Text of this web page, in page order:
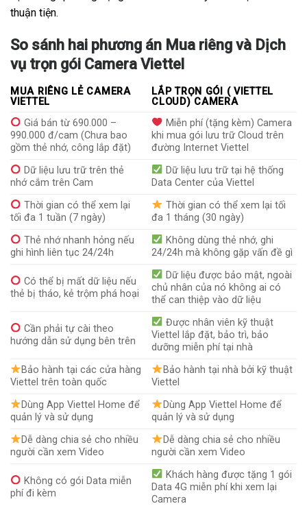
thuận tiện.
So sánh hai phương án Mua riêng và Dịch
vụ trọn gói Camera Viettel
MUA RIÊNG LẺ CAMERA
VIETTEL
LẮP TRỌN GÓI ( VIETTEL
CLOUD) CAMERA
Giá bán từ 690.000 –
990.000 đ/cam (Chưa bao
gồm thẻ nhớ, công lắp đặt)
Miễn phí (tặng kèm) Camera
khi mua gói lưu trữ Cloud trên
đường Internet Viettel
Dữ liệu lưu trữ trên thẻ
nhớ cắm trên Cam
Dữ liệu lưu trữ tại hệ thống
Data Center của Viettel
Thời gian có thể xem lại
tối đa 1 tuần (7 ngày)
Thời gian có thể xem lại tối
đa 1 tháng (30 ngày)
Thẻ nhớ nhanh hỏng nếu
ghi hình liên tục 24/24h
Không dùng thẻ nhớ, ghi
24/24h mà không gặp vấn đề gì
Có thể bị mất dữ liệu nếu
thẻ bị tháo, kẻ trộm phá hoại
Dữ liệu được bảo mật, ngoài
chủ nhân của nó không ai có
thể can thiệp vào dữ liệu
Cần phải tự cài theo
hướng dẫn sử dụng bên trên
Được nhân viên kỹ thuật
Viettel lắp đặt, bảo trì, bảo
dưỡng miễn phí tại nhà
Bảo hành tại các cửa hàng
Viettel trên toàn quốc
Bảo hành tại nhà bởi kỹ thuật
Viettel
Dùng App Viettel Home để
quản lý và sử dụng
Dùng App Viettel Home để
quản lý và sử dụng
Dễ dàng chia sẻ cho nhiều
người cần xem Video
Dễ dàng chia sẻ cho nhiều
người cần xem Video
Không có gói Data miễn
phí đi kèm
Khách hàng được tặng 1 gói
Data 4G miễn phí khi xem lại
Camera